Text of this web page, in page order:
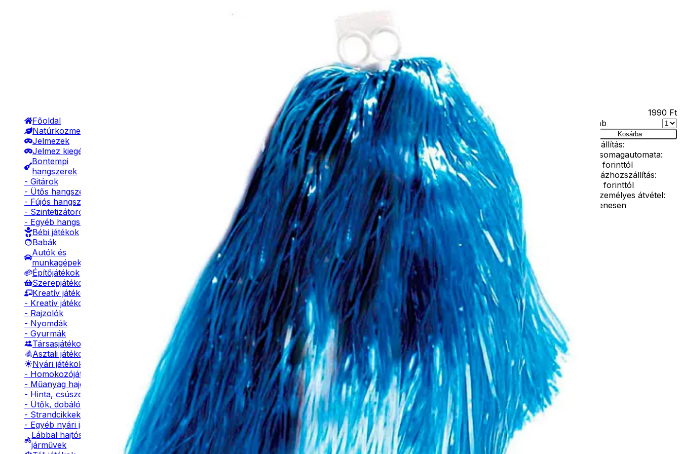
Kategóriák MárkákÜzletünk
Főoldal
Natúrkozmetikumok
Jelmezek
Jelmez kiegészítők
Bontempi
hangszerek
- Gitárok
- Ütős hangszerek
- Fújós hangszerek
- Szintetizátorok
- Egyéb hangszerek
Bébi játékok
Babák
Autók és
munkagépek
Építőjátékok
Szerepjátékok
Kreatív játékok
- Kreatív játékok
- Rajzolók
- Nyomdák
- Gyurmák
Társasjátékok
Asztali játékok
Nyári játékok
- Homokozójátékok
- Műanyag hajók
- Hinta, csúszda
- Ütők, dobálók
- Strandcikkek
- Egyéb nyári játékok
Lábbal hajtós
járművek
Pompom
Elérhetőség Raktáron
Ajánlott
korosztály
14 éves kortól 99 éves korig
Gyártó
Widmann
Cikkszám
w1053L
Rövid leírás Pompom
Részletes
leírás
A pompom tökéletes kiegészítője lehet jelmezednek. Legyél
Te a legszebb a bálban. 1db-os kiszerelés.
1990 Ft
Darab
Kosárba
Szállítás:
- Csomagautomata:
1190 forinttól
- Házhozszállítás:
2190 forinttól
- Személyes átvétel:
ingyenesen